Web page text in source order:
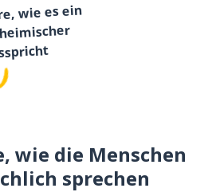
wie es ein
wie die Menschen
sprechen